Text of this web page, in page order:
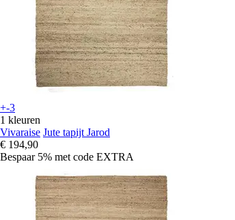
+-3
1 kleuren
Vivaraise Jute tapijt Jarod
€ 194,90
Bespaar 5% met code EXTRA